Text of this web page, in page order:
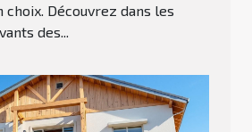
Découvrez dans les
des...